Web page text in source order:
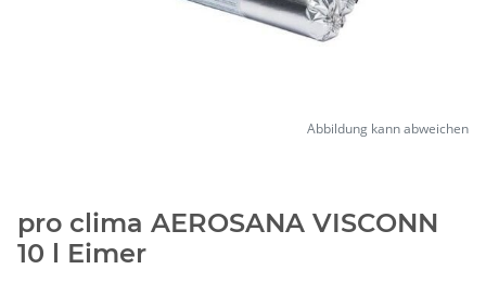
Abbildung kann abweichen
pro clima AEROSANA VISCONN
10 l Eimer